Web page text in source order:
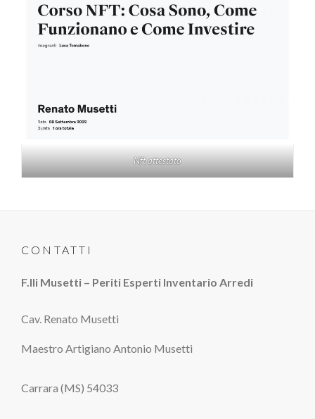
Nft attestato
CONTATTI
F.lli Musetti – Periti Esperti Inventario Arredi
Cav. Renato Musetti
Maestro Artigiano Antonio Musetti
Carrara (MS) 54033